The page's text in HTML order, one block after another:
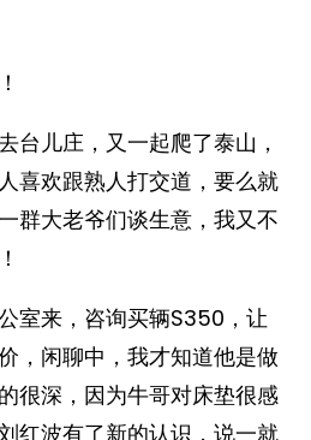
台儿庄，又一起爬了泰山，
喜欢跟熟人打交道，要么就
群大老爷们谈生意，我又不
室来，咨询买辆S350，让
，闲聊中，我才知道他是做
很深，因为牛哥对床垫很感
红波有了新的认识，说一就